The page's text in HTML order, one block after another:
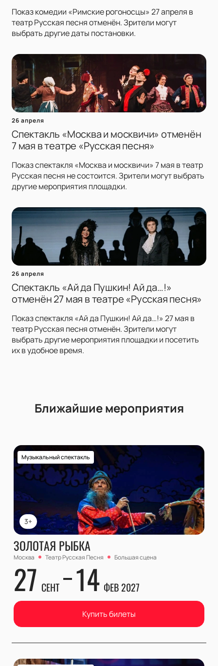
Показ комедии «Римские рогоносцы» 27 апреля в
театр Русская песня отменён. Зрители могут
выбрать другие даты постановки.
26 апреля
Спектакль «Москва и москвичи» отменён
7 мая в театре «Русская песня»
Показ спектакля «Москва и москвичи» 7 мая в театр
Русская песня не состоится. Зрители могут выбрать
другие мероприятия площадки.
26 апреля
Спектакль «Ай да Пушкин! Ай да…!»
отменён 27 мая в театре «Русская песня»
Показ спектакля «Ай да Пушкин! Ай да…!» 27 мая в
театр Русская песня отменён. Зрители могут
выбрать другие мероприятия площадки и посетить
их в удобное время.
Ближайшие мероприятия
3+
Музыкальный спектакль
ЗОЛОТАЯ РЫБКА
Москва Театр Русская Песня Большая сцена
27 СЕНТ 14 ФЕВ 2027
Купить билеты